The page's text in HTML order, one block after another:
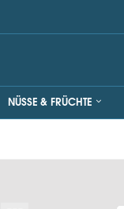
NÜSSE & FRÜCHTE